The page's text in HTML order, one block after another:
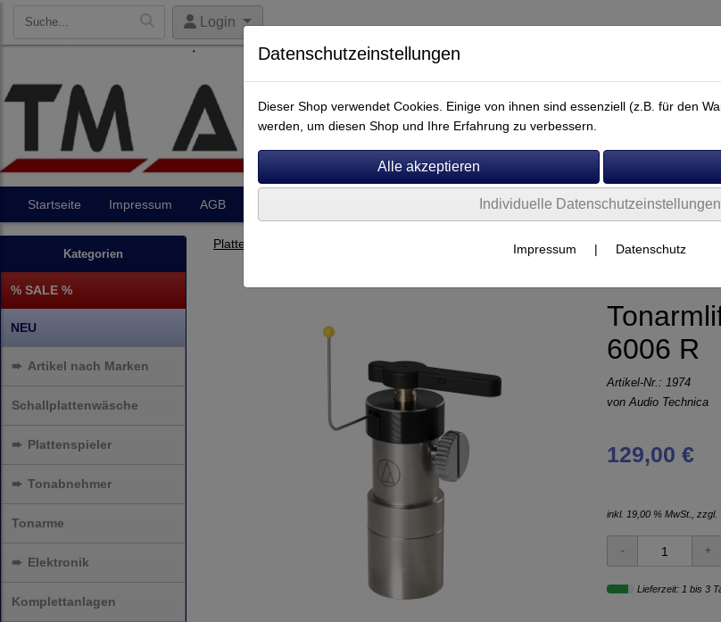
Login
Startseite Impressum AGB
Kategorien
% SALE %
NEU
➨ Artikel nach Marken
Schallplattenwäsche
➨ Plattenspieler
➨ Tonabnehmer
Tonarme
➨ Elektronik
Komplettanlagen
Plattenspieler Zubehör
6006 R
Artikel-Nr.: 1974
vonAudio Technica
129,00 €
inkl. 19,00 % MwSt., zzgl.
Lieferzeit: 1 bis 3
Datenschutzeinstellungen
Dieser Shop verwendet Cookies. Einige von ihnen sind essenziell (z.B. für den
werden, um diesen Shop und Ihre Erfahrung zu verbessern.
Individuelle Datenschutzeinstellungen
Impressum | Datenschutz